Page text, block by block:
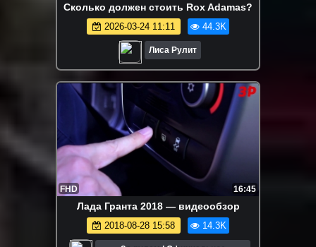
Сколько должен стоить Rox Adamas?
2026-03-24 11:11 44.3K
Лиса Рулит
FHD 16:45
Лада Гранта 2018 — видеообзор
2018-08-28 15:58 14.3K